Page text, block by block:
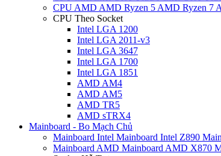
CPU AMD AMD Ryzen 5 AMD Ryzen 7
CPU Theo Socket
Intel LGA 1200
Intel LGA 2011-v3
Intel LGA 3647
Intel LGA 1700
Intel LGA 1851
AMD AM4
AMD AM5
AMD TR5
AMD sTRX4
Mainboard - Bo Mạch Chủ
Mainboard Intel Mainboard Intel Z890
Mainboard AMD Mainboard AMD X870